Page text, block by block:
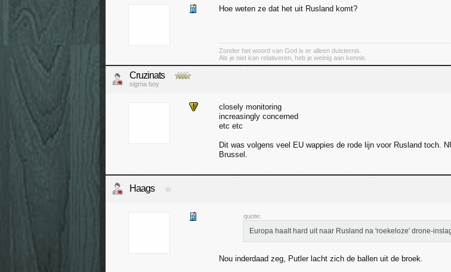
Hoe weten ze dat het uit Rusland komt?
Zonder het woord van God is er alleen duisternis.
Als je niet kan relativeren, heb je weinig aan kennis.
Cruzinats
sigma boy
closely monitoring
increasingly concerned
etc etc
Dit was volgens veel EU wappies de rode lijn voor Rusland toch.
Brussel.
Haags
quote:
Europa haalt hard uit naar Rusland na 'roekeloze' drone-
Nou inderdaad zeg, Putler lacht zich de ballen uit de broek.